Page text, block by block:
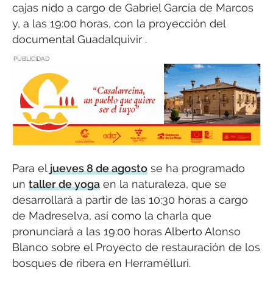
cajas nido a cargo de Gabriel García de Marcos
y, a las 19:00 horas, con la proyección del
documental Guadalquivir .
PUBLICIDAD
Para eljueves 8 de agosto se ha programado
un taller de yoga en la naturaleza, que se
desarrollará a partir de las 10:30 horas a cargo
de Madreselva, así como la charla que
pronunciará a las 19:00 horas Alberto Alonso
Blanco sobre el Proyecto de restauración de los
bosques de ribera en Herramélluri.